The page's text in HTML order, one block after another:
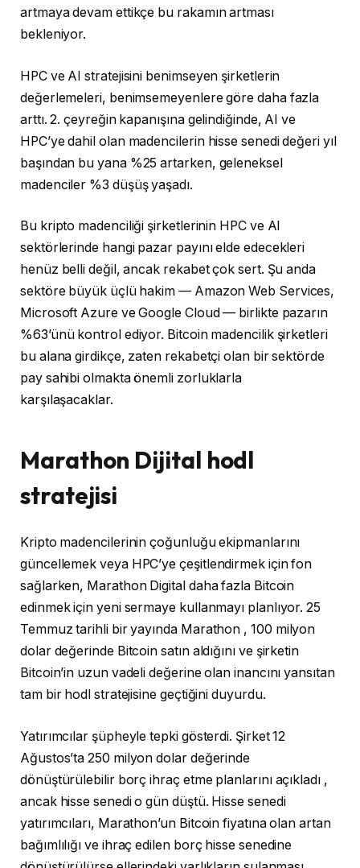
artmaya devam ettikçe bu rakamın artması
bekleniyor.
HPC ve AI stratejisini benimseyen şirketlerin
değerlemeleri, benimsemeyenlere göre daha fazla
arttı. 2. çeyreğin kapanışına gelindiğinde, AI ve
HPC’ye dahil olan madencilerin hisse senedi değeri yıl
başından bu yana %25 artarken, geleneksel
madenciler %3 düşüş yaşadı.
Bu kripto madenciliği şirketlerinin HPC ve AI
sektörlerinde hangi pazar payını elde edecekleri
henüz belli değil, ancak rekabet çok sert. Şu anda
sektöre büyük üçlü hakim — Amazon Web Services,
Microsoft Azure ve Google Cloud — birlikte pazarın
%63’ünü kontrol ediyor. Bitcoin madencilik şirketleri
bu alana girdikçe, zaten rekabetçi olan bir sektörde
pay sahibi olmakta önemli zorluklarla
karşılaşacaklar.
Marathon Dijital hodl
stratejisi
Kripto madencilerinin çoğunluğu ekipmanlarını
güncellemek veya HPC’ye çeşitlendirmek için fon
sağlarken, Marathon Digital daha fazla Bitcoin
edinmek için yeni sermaye kullanmayı planlıyor. 25
Temmuz tarihli bir yayında Marathon , 100 milyon
dolar değerinde Bitcoin satın aldığını ve şirketin
Bitcoin’in uzun vadeli değerine olan inancını yansıtan
tam bir hodl stratejisine geçtiğini duyurdu.
Yatırımcılar şüpheyle tepki gösterdi. Şirket 12
Ağustos’ta 250 milyon dolar değerinde
dönüştürülebilir borç ihraç etme planlarını açıkladı,
ancak hisse senedi o gün düştü. Hisse senedi
yatırımcıları, Marathon’un Bitcoin fiyatına olan artan
bağımlılığı ve ihraç edilen borç hisse senedine